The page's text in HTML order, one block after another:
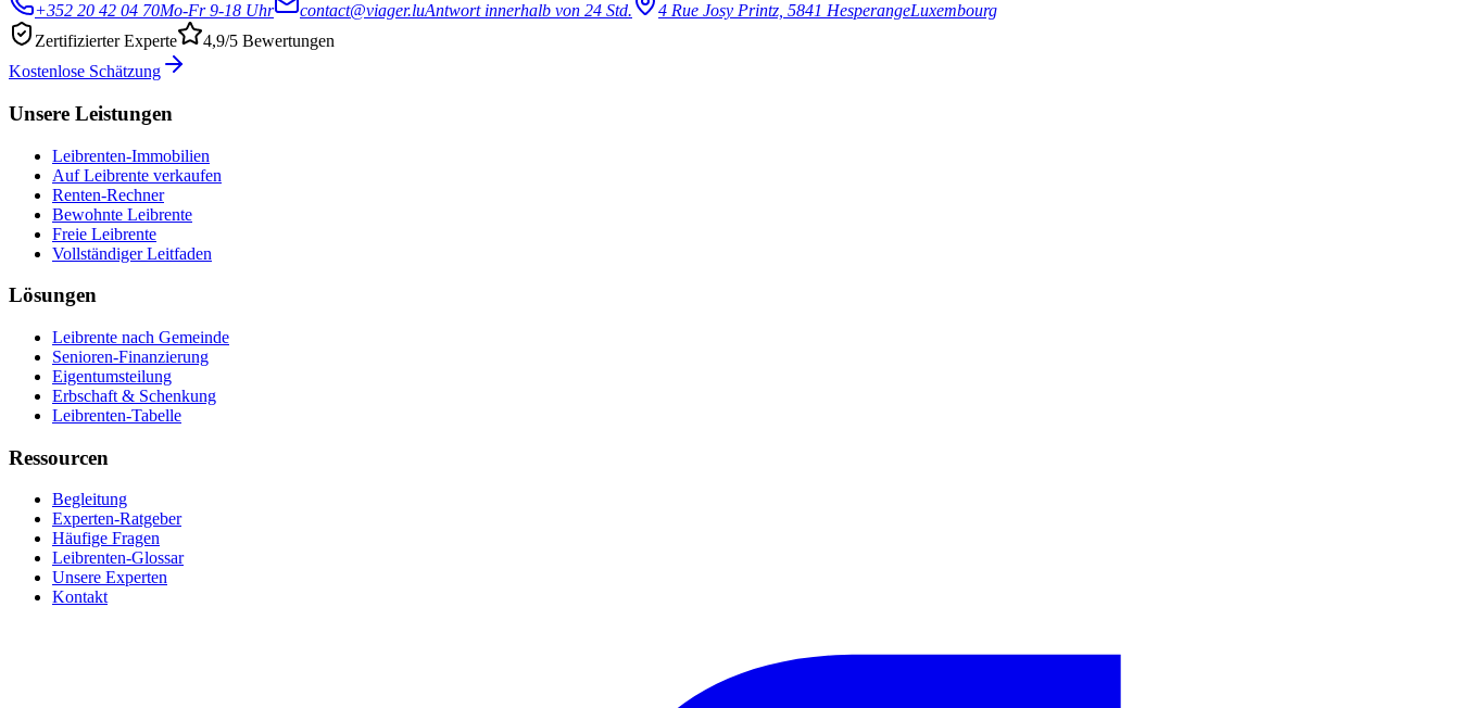
+352 20 42 04 70Mo-Fr 9-18 Uhr contact@viager.luAntwort innerhalb von 24 Std. 4 Rue Josy Printz, 5841 HesperangeLuxembourg
Zertifizierter Experte
4,9/5 Bewertungen
Kostenlose Schätzung
Unsere Leistungen
Leibrenten-Immobilien
Auf Leibrente verkaufen
Renten-Rechner
Bewohnte Leibrente
Freie Leibrente
Vollständiger Leitfaden
Lösungen
Leibrente nach Gemeinde
Senioren-Finanzierung
Eigentumsteilung
Erbschaft & Schenkung
Leibrenten-Tabelle
Ressourcen
Begleitung
Experten-Ratgeber
Häufige Fragen
Leibrenten-Glossar
Unsere Experten
Kontakt